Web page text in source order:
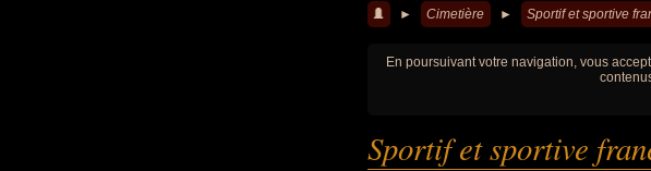
► Cimetière ► Sportif et sportive
En poursuivant votre navigation, vous
Sportif et sportive